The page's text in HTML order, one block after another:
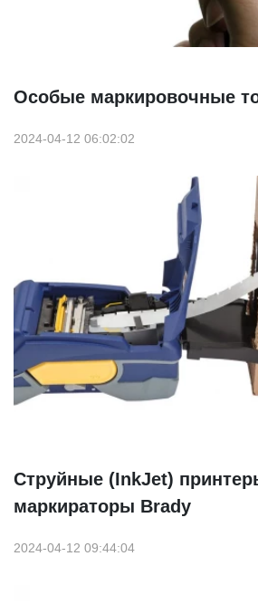
Особые маркировочные
2024-04-12 06:02:02
Струйные (InkJet)
маркираторы Brady
2024-04-12 09:44:04